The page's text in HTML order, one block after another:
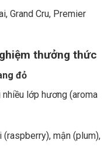
Grand Cru, Premier
thưởng thức
đỏ
lớp hương (aroma
(raspberry), mận (plum),